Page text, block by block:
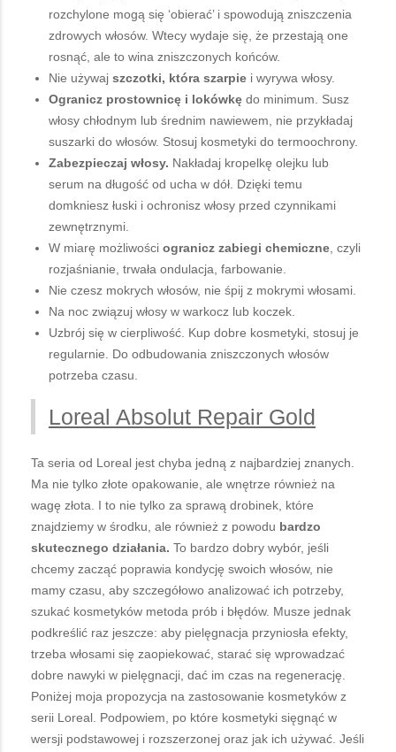
rozchylone mogą się ‘obierać’ i spowodują zniszczenia
zdrowych włosów. Wtecy wydaje się, że przestają one
rosnąć, ale to wina zniszczonych końców.
Nie używaj szczotki, która szarpie i wyrywa włosy.
Ogranicz prostownicę i lokówkę do minimum. Susz
włosy chłodnym lub średnim nawiewem, nie przykładaj
suszarki do włosów. Stosuj kosmetyki do termoochrony.
Zabezpieczaj włosy. Nakładaj kropelkę olejku lub
serum na długość od ucha w dół. Dzięki temu
domkniesz łuski i ochronisz włosy przed czynnikami
zewnętrznymi.
W miarę możliwości ogranicz zabiegi chemiczne, czyli
rozjaśnianie, trwała ondulacja, farbowanie.
Nie czesz mokrych włosów, nie śpij z mokrymi włosami.
Na noc związuj włosy w warkocz lub koczek.
Uzbrój się w cierpliwość. Kup dobre kosmetyki, stosuj je
regularnie. Do odbudowania zniszczonych włosów
potrzeba czasu.
Loreal Absolut Repair Gold
Ta seria od Loreal jest chyba jedną z najbardziej znanych.
Ma nie tylko złote opakowanie, ale wnętrze również na
wagę złota. I to nie tylko za sprawą drobinek, które
znajdziemy w środku, ale również z powodu bardzo
skutecznego działania. To bardzo dobry wybór, jeśli
chcemy zacząć poprawia kondycję swoich włosów, nie
mamy czasu, aby szczegółowo analizować ich potrzeby,
szukać kosmetyków metoda prób i błędów. Musze jednak
podkreślić raz jeszcze: aby pielęgnacja przyniosła efekty,
trzeba włosami się zaopiekować, starać się wprowadzać
dobre nawyki w pielęgnacji, dać im czas na regenerację.
Poniżej moja propozycja na zastosowanie kosmetyków z
serii Loreal. Podpowiem, po które kosmetyki sięgnąć w
wersji podstawowej i rozszerzonej oraz jak ich używać. Jeśli